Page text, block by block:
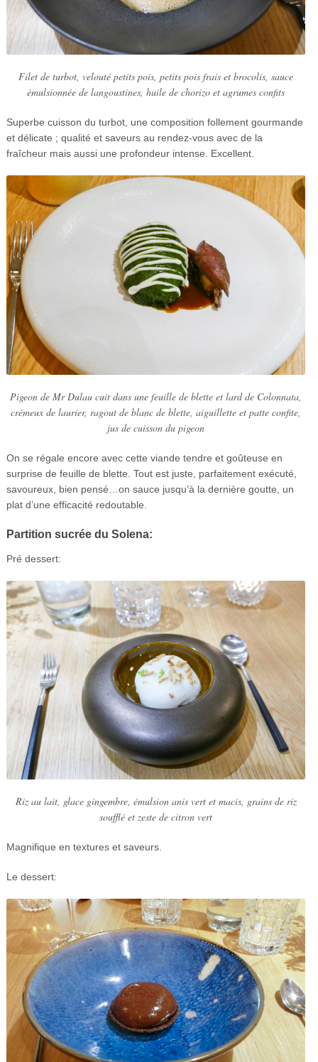
Filet de turbot, velouté petits pois, petits pois frais et brocolis, sauce
émulsionnée de langoustines, huile de chorizo et agrumes confits
Superbe cuisson du turbot, une composition follement gourmande
et délicate ; qualité et saveurs au rendez-vous avec de la
fraîcheur mais aussi une profondeur intense. Excellent.
Pigeon de Mr Dulau cuit dans une feuille de blette et lard de Colonnata,
crémeux de laurier, ragout de blanc de blette, aiguillette et patte confite,
jus de cuisson du pigeon
On se régale encore avec cette viande tendre et goûteuse en
surprise de feuille de blette. Tout est juste, parfaitement exécuté,
savoureux, bien pensé…on sauce jusqu’à la dernière goutte, un
plat d’une efficacité redoutable.
Partition sucrée du Solena:
Pré dessert:
Riz au lait, glace gingembre, émulsion anis vert et macis, grains de riz
soufflé et zeste de citron vert
Magnifique en textures et saveurs.
Le dessert: